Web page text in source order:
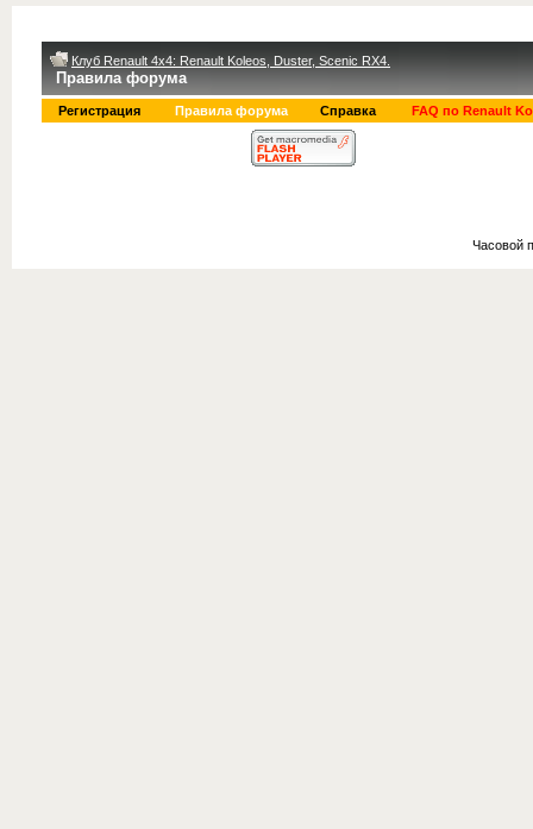
Клуб Renault 4x4: Renault Koleos, Duster, Scenic RX4.
Правила форума
Регистрация Правила форума Справка FAQ по Renault
Часовой